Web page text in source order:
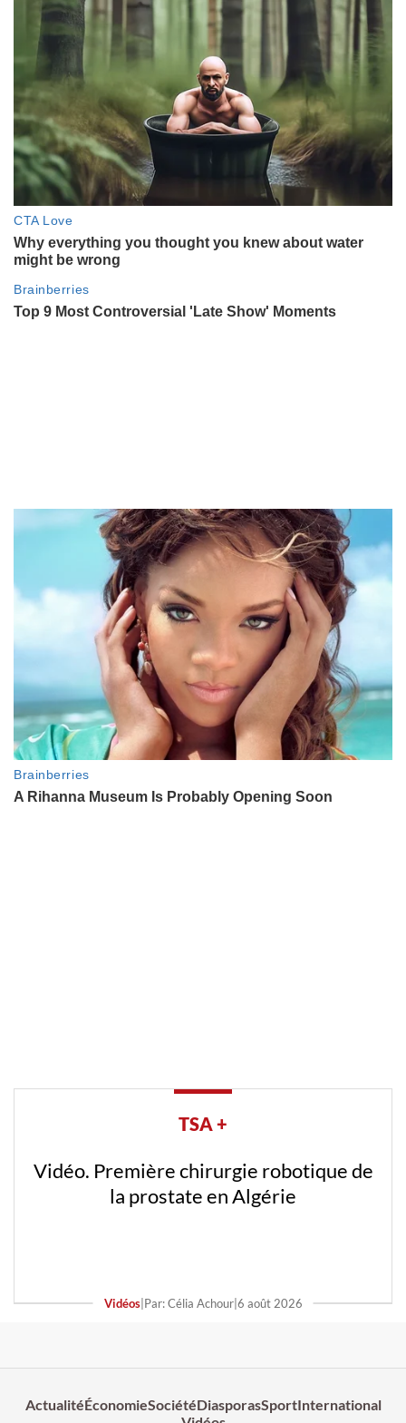
TSA +
Vidéo. Première chirurgie robotique de
la prostate en Algérie
Vidéos| Par: Célia Achour| 6 août 2026
ActualitéÉconomieSociétéDiasporasSportInternational